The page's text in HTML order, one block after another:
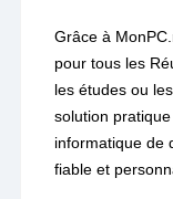
Grâce à
pour tous les
les études ou
solution
informatique de
fiable et